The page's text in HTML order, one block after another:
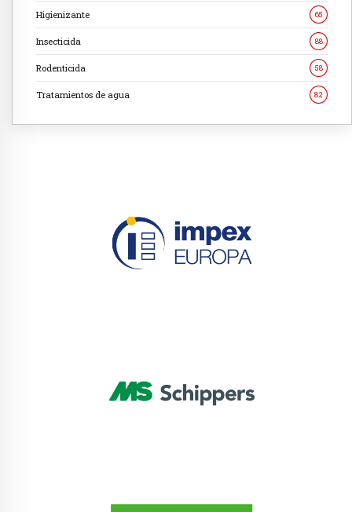
Higienizante 65
Insecticida 88
Rodenticida 58
Tratamientos de agua 82